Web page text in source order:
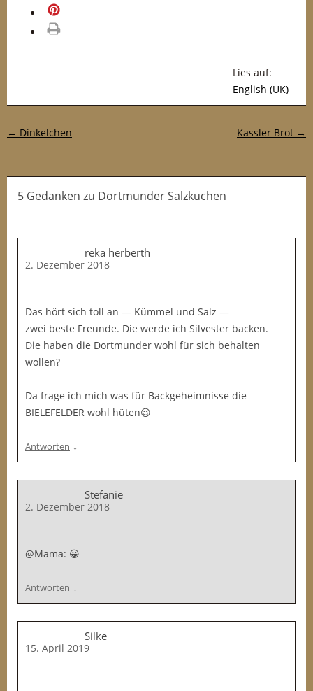
Lies auf:
English (UK)
Post-Navigation
← Dinkelchen Kassler Brot →
5 Gedanken zu Dortmunder Salzkuchen
reka herberth
2. Dezember 2018
Das hört sich toll an — Kümmel und Salz —
zwei beste Freunde. Die werde ich Silvester backen.
Die haben die Dortmunder wohl für sich behalten
wollen?
Da frage ich mich was für Backgeheimnisse die
BIELEFELDER wohl hüten😉
Antworten ↓
Stefanie
2. Dezember 2018
@Mama: 😀
Antworten ↓
Silke
15. April 2019